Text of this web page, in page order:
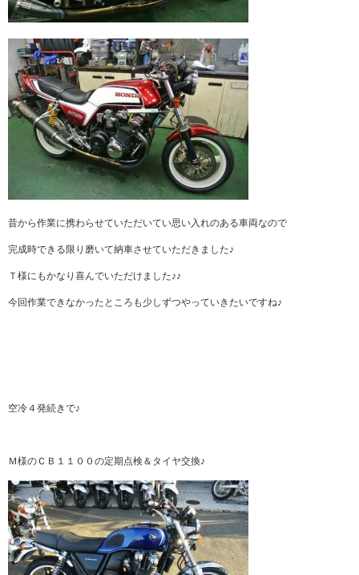
昔から作業に携わらせていただいてい思い入れのある車両なので
完成時できる限り磨いて納車させていただきました♪
Ｔ様にもかなり喜んでいただけました♪♪
今回作業できなかったところも少しずつやっていきたいですね♪
空冷４発続きで♪
Ｍ様のＣＢ１１００の定期点検＆タイヤ交換♪